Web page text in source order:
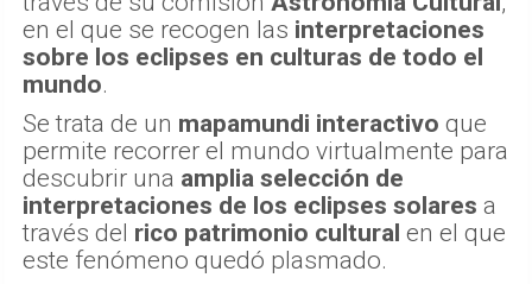
en el que se recogen las interpretaciones
sobre los eclipses en culturas de todo el
mundo.
Se trata de un mapamundi interactivo que
permite recorrer el mundo virtualmente para
descubrir una amplia selección de
interpretaciones de los eclipses solares a
través del rico patrimonio cultural en el que
este fenómeno quedó plasmado.